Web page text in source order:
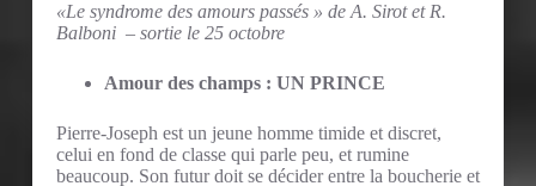
«Le syndrome des amours passés » de A. Sirot et R.
Balboni – sortie le 25 octobre
Amour des champs : UN PRINCE
Pierre-Joseph est un jeune homme timide et discret,
celui en fond de classe qui parle peu, et rumine
beaucoup. Son futur doit se décider entre la boucherie et